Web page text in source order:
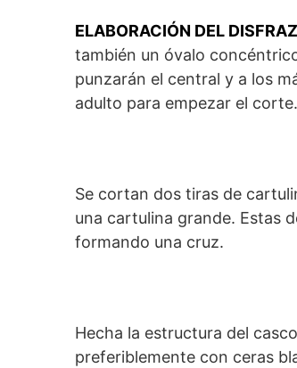
ELABORACIÓN DEL
también un óvalo
punzarán el central y a los
adulto para empezar el corte.
Se cortan dos tiras de
una cartulina grande. Estas
formando una cruz.
Hecha la estructura del
preferiblemente con ceras